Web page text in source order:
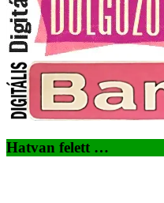
Hatvan felett …